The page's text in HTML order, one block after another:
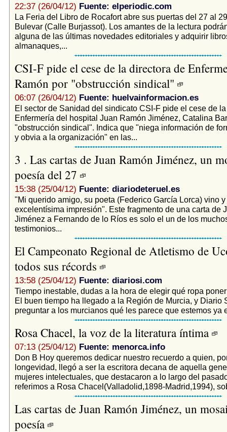
22:37 (26/04/12) Fuente: elperiodic.com
La Feria del Libro de Rocafort abre sus puertas del 27 al
Bulevar (Calle Burjassot). Los amantes de la lectura
alguna de las últimas novedades editoriales y adquirir
almanaques,...
CSI-F pide el cese de la directora de
Ramón por "obstrucción sindical"
06:07 (26/04/12) Fuente: huelvainformacion.es
El sector de Sanidad del sindicato CSI-F pide el cese de
Enfermería del hospital Juan Ramón Jiménez, Catalina
"obstrucción sindical". Indica que "niega información de
y obvia a la organización" en las...
3 . Las cartas de Juan Ramón Jiménez, un
poesía del 27
15:38 (25/04/12) Fuente: diariodeteruel.es
"Mi querido amigo, su poeta (Federico García Lorca) vino
excelentísima impresión". Este fragmento de una carta de
Jiménez a Fernando de lo Ríos es solo el un de los
testimonios...
El Campeonato Regional de Atletismo de
todos sus récords
13:58 (25/04/12) Fuente: diariosi.com
Tiempo inestable, dudas a la hora de elegir qué ropa
El buen tiempo ha llegado a la Región de Murcia, y Diario
preguntar a los murcianos qué les parece que estemos ya
Rosa Chacel, la voz de la literatura íntima
07:13 (25/04/12) Fuente: menorca.info
Don B Hoy queremos dedicar nuestro recuerdo a quien,
longevidad, llegó a ser la escritora decana de aquella
mujeres intelectuales, que destacaron a lo largo del
referimos a Rosa Chacel(Valladolid,1898-Madrid,1994),
Las cartas de Juan Ramón Jiménez, un
poesía